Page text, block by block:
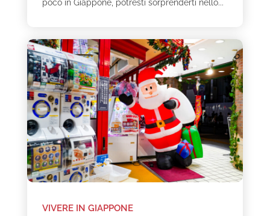
poco in Giappone, potresti sorprenderti nello...
VIVERE IN GIAPPONE